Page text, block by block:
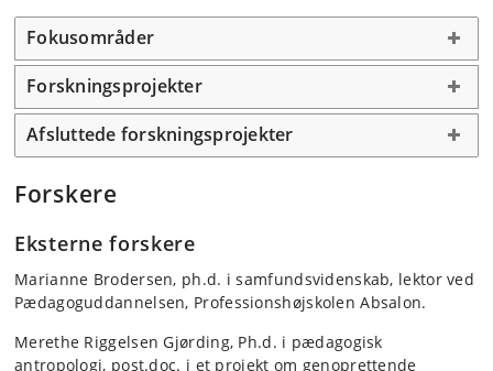
Fokusområder
Forskningsprojekter
Afsluttede forskningsprojekter
Forskere
Eksterne forskere
Marianne Brodersen, ph.d. i samfundsvidenskab, lektor ved
Pædagoguddannelsen, Professionshøjskolen Absalon.
Merethe Riggelsen Gjørding, Ph.d. i pædagogisk
antropologi, post.doc. i et projekt om genoprettende